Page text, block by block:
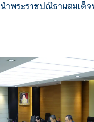
ำพระราชปณิธานสมเด็